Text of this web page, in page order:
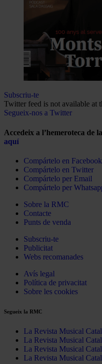
Subscriu-te
Twitter feed is not available at
Segueix-nos a Twitter
Accedeix a l’hemeroteca de
aquí
Compártelo en Facebook
Compártelo en Twitter
Compártelo per Email
Compártelo per
Sobre la RMC
Contacte
Punts de venda
Subscriu-te
Publicitat
Webs recomanades
Avís legal
Política de privacitat
Sobre les cookies
Segueix la RMC
La Revista Musical
La Revista Musical
La Revista Musical
La Revista Musical